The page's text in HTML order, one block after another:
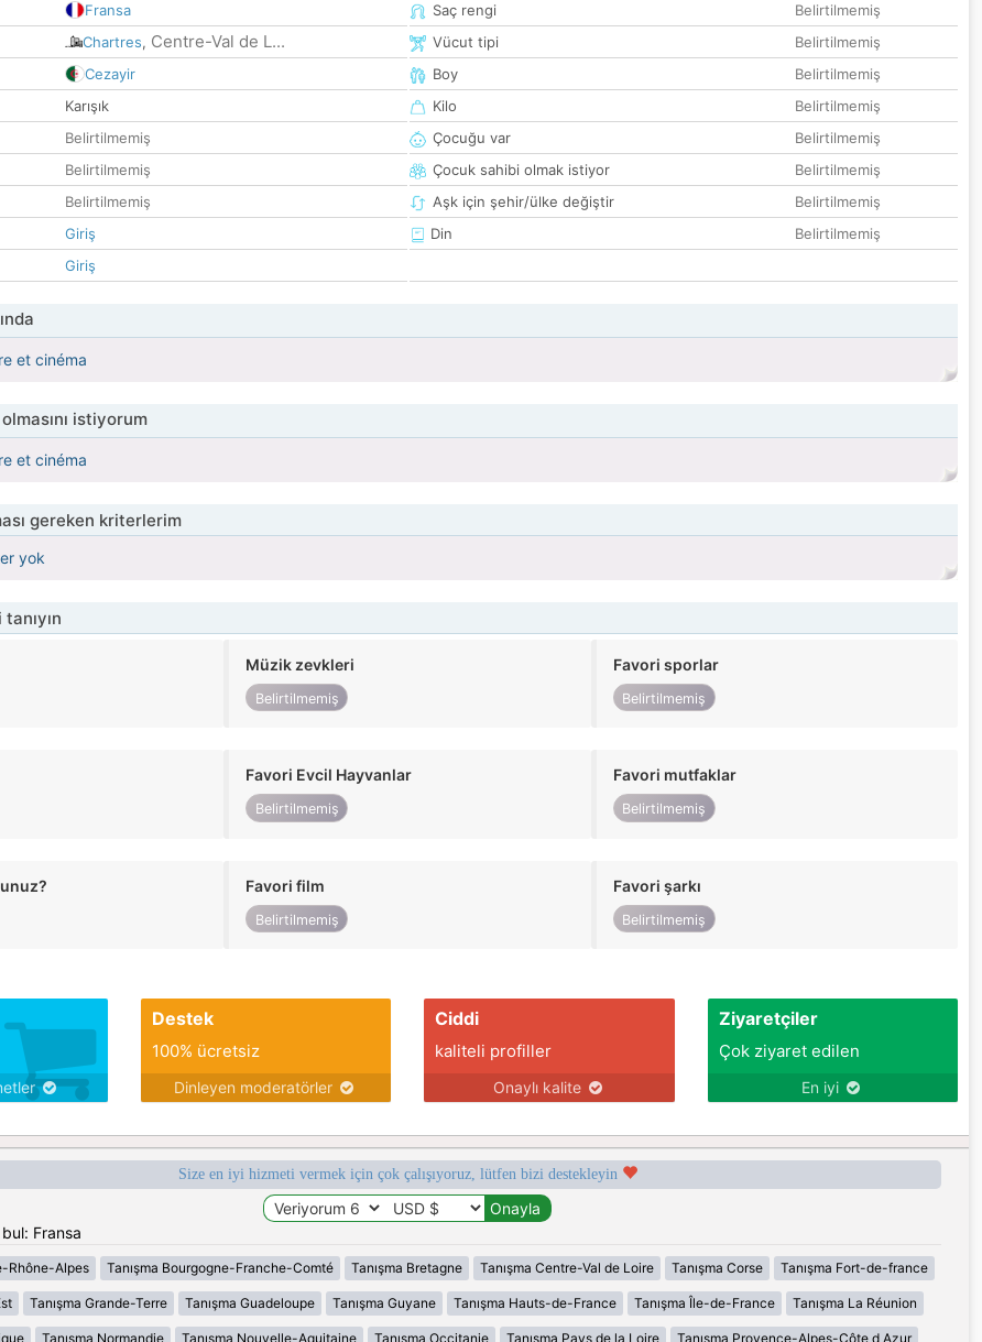
Fransa
Chartres, Centre-Val de L...
Cezayir
Karışık
Belirtilmemiş
Belirtilmemiş
Belirtilmemiş
Giriş
Giriş
Saç rengi
Belirtilmemiş
Vücut tipi
Belirtilmemiş
Boy
Belirtilmemiş
Kilo
Belirtilmemiş
Çocuğu var
Belirtilmemiş
Çocuk sahibi olmak istiyor
Belirtilmemiş
Aşk için şehir/ülke değiştir
Belirtilmemiş
Din
Belirtilmemiş
et cinéma
istiyorum
et cinéma
gereken kriterlerim
yok
Müzik zevkleri
Belirtilmemiş
Favori sporlar
Belirtilmemiş
Favori Evcil Hayvanlar
Belirtilmemiş
Favori mutfaklar
Belirtilmemiş
Favori film
Belirtilmemiş
Favori şarkı
Belirtilmemiş
Destek
100% ücretsiz
Dinleyen moderatörler
Ciddi
kaliteli profiller
Onaylı kalite
Ziyaretçiler
Çok ziyaret edilen
En iyi
Size en iyi hizmeti vermek için çok çalışıyoruz, lütfen bizi destekleyin
Fransa
Rhône-Alpes Tanışma Bourgogne-Franche-Comté Tanışma Bretagne Tanışma Centre-Val de Loire Tanışma Corse Tanışma Fort-de-france
Tanışma Grande-Terre Tanışma Guadeloupe Tanışma Guyane Tanışma Hauts-de-France Tanışma Île-de-France Tanışma La Réunion
Tanışma Normandie Tanışma Nouvelle-Aquitaine Tanışma Occitanie Tanışma Pays de la Loire Tanışma Provence-Alpes-Côte d Azur